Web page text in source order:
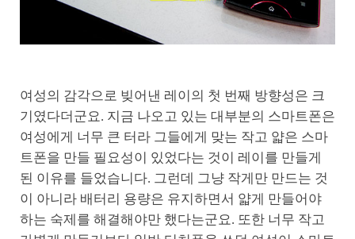
여성의 감각으로 빚어낸 레이의 첫 번째 방향성은 크
기였다더군요. 지금 나오고 있는 대부분의 스마트폰은
여성에게 너무 큰 터라 그들에게 맞는 작고 얇은 스마
트폰을 만들 필요성이 있었다는 것이 레이를 만들게
된 이유를 들었습니다. 그런데 그냥 작게만 만드는 것
이 아니라 배터리 용량은 유지하면서 얇게 만들어야
하는 숙제를 해결해야만 했다는군요. 또한 너무 작고